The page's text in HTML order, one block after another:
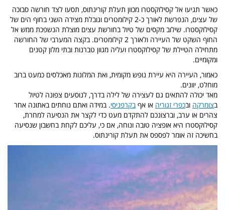
כאשר תגיעו אל קסילוקסטרו מכוון תעלת קורינתוס, תסעו לצד חורשה סבוכה
של עצים, הנפרשת לאורך כ-2 קילומטרים וגובלת מצידה השני בחוף הים של
קסילוקסטרו. שילוב מקסים של טיול בחורשת עצים מוצלת הנשפכת ממש אל
החוף השקט של העיירה ולאורך 2 קילומטרים. בקצה המערבי של החורשה
מתחילה הטיילת של קסילוקסטרו ועליה מגוון טברנות ובתי מלון קטנים
ומקומיים.
כאמור, העיירה היא עיירת נופש מקומית, ואת המלונות מאכלסים כמעט ברוב
מוחלט, יוונים.
מאד יכולה להתאים גם לעצירה של לילה בדרך, לנוסעים צפונה לטיול
בצומרקה ובכפרי זגוריה או אףבקרפניסי. במידה ואתם נוחתים באתונה אחר
צהרים או ערב, וברצונכם להתקדם מעט כדי לקצר את הנסיעה למחרת,
קסילוקסטרו היא אופציה טובה ונוחה, אם כי, עליכם לקחת בחשבון שנסיעה
בחשיכה זה אומר לפספס את תעלת קורינתוס.